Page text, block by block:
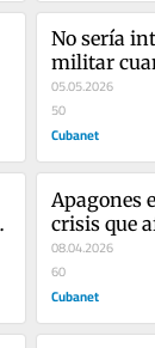
No sería
militar
humanitario
05.05.2026
50
Cubanet
Apagones
crisis que
cotidiana y
08.04.2026
60
Cubanet